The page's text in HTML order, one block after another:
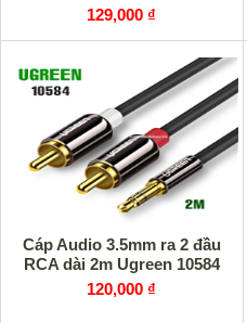
129,000 ₫
Cáp Audio 3.5mm ra 2 đầu
RCA dài 2m Ugreen 10584
120,000 ₫